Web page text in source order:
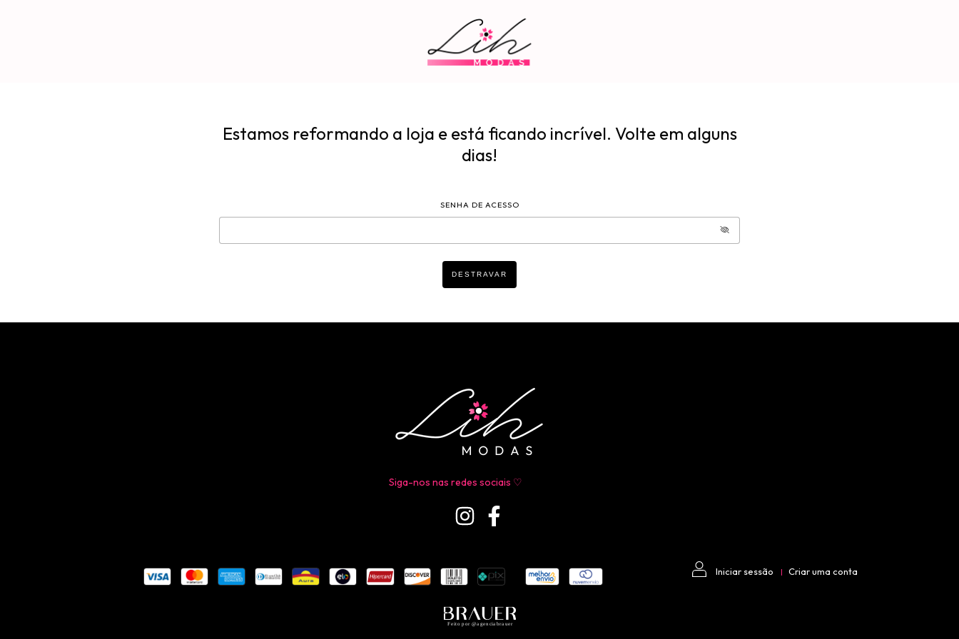
Estamos reformando a loja e está ficando incrível. Volte em alguns
dias!
SENHA DE ACESSO
DESTRAVAR
Siga-nos nas redes sociais ♡
Iniciar sessão | Criar uma conta
Feito por @agenciabrauer